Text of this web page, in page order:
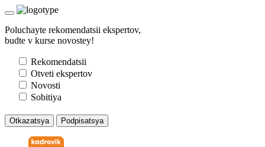
Poluchayte rekomendatsii ekspertov,
budte v kurse novostey!
Rekomendatsii
Otveti ekspertov
Novosti
Sobitiya
Otkazatsya Podpisatsya